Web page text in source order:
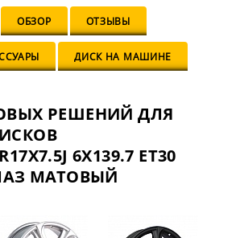
ОБЗОР ОТЗЫВЫ
ДИСК НА МАШИНЕ
РЕШЕНИЙ ДЛЯ
6X139.7 ET30
МАТОВЫЙ